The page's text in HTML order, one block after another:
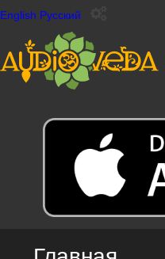
English Русский